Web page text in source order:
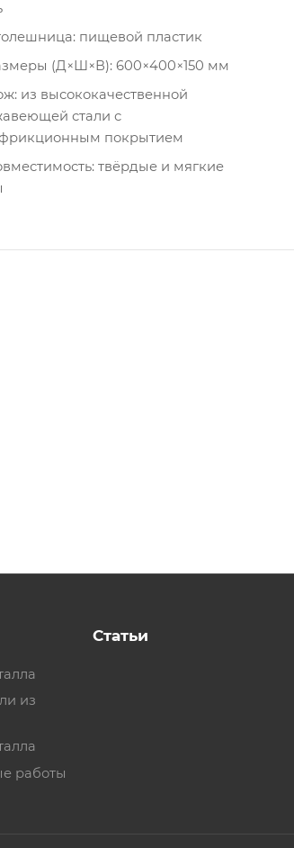
пищевой пластик
(Д×Ш×В): 600×400×150 мм
из высококачественной
стали с
покрытием
твёрдые и мягкие
из
работы
Статьи